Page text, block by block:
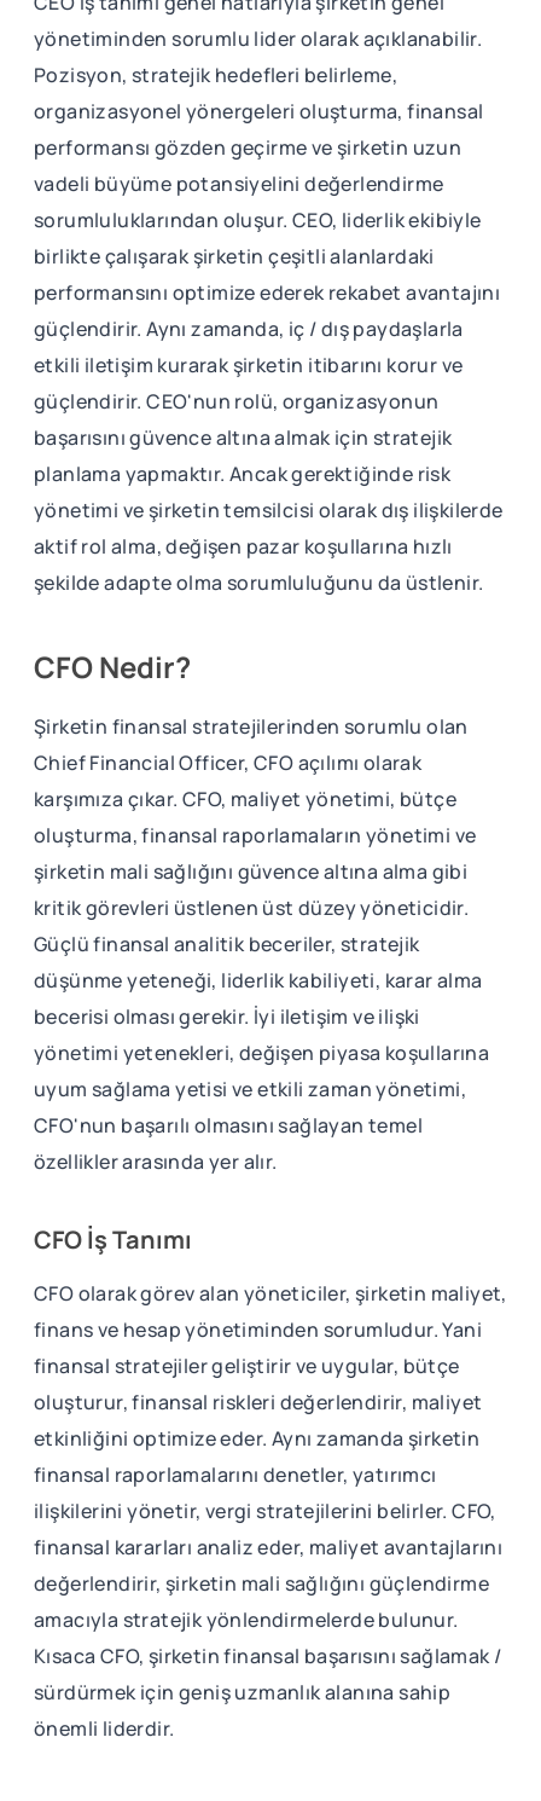
yönetiminden sorumlu lider olarak açıklanabilir.
Pozisyon, stratejik hedefleri belirleme,
organizasyonel yönergeleri oluşturma, finansal
performansı gözden geçirme ve şirketin uzun
vadeli büyüme potansiyelini değerlendirme
sorumluluklarından oluşur. CEO, liderlik ekibiyle
birlikte çalışarak şirketin çeşitli alanlardaki
performansını optimize ederek rekabet avantajını
güçlendirir. Aynı zamanda, iç / dış paydaşlarla
etkili iletişim kurarak şirketin itibarını korur ve
güçlendirir. CEO'nun rolü, organizasyonun
başarısını güvence altına almak için stratejik
planlama yapmaktır. Ancak gerektiğinde risk
yönetimi ve şirketin temsilcisi olarak dış ilişkilerde
aktif rol alma, değişen pazar koşullarına hızlı
şekilde adapte olma sorumluluğunu da üstlenir.
CFO Nedir?
Şirketin finansal stratejilerinden sorumlu olan
Chief Financial Officer, CFO açılımı olarak
karşımıza çıkar. CFO, maliyet yönetimi, bütçe
oluşturma, finansal raporlamaların yönetimi ve
şirketin mali sağlığını güvence altına alma gibi
kritik görevleri üstlenen üst düzey yöneticidir.
Güçlü finansal analitik beceriler, stratejik
düşünme yeteneği, liderlik kabiliyeti, karar alma
becerisi olması gerekir. İyi iletişim ve ilişki
yönetimi yetenekleri, değişen piyasa koşullarına
uyum sağlama yetisi ve etkili zaman yönetimi,
CFO'nun başarılı olmasını sağlayan temel
özellikler arasında yer alır.
CFO İş Tanımı
CFO olarak görev alan yöneticiler, şirketin maliyet,
finans ve hesap yönetiminden sorumludur. Yani
finansal stratejiler geliştirir ve uygular, bütçe
oluşturur, finansal riskleri değerlendirir, maliyet
etkinliğini optimize eder. Aynı zamanda şirketin
finansal raporlamalarını denetler, yatırımcı
ilişkilerini yönetir, vergi stratejilerini belirler. CFO,
finansal kararları analiz eder, maliyet avantajlarını
değerlendirir, şirketin mali sağlığını güçlendirme
amacıyla stratejik yönlendirmelerde bulunur.
Kısaca CFO, şirketin finansal başarısını sağlamak /
sürdürmek için geniş uzmanlık alanına sahip
önemli liderdir.